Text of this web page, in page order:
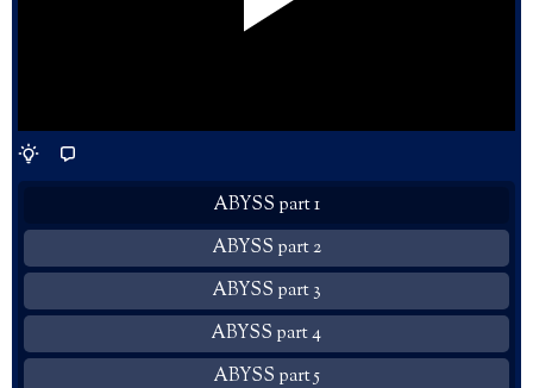
ABYSS part 1
ABYSS part 2
ABYSS part 3
ABYSS part 4
ABYSS part 5